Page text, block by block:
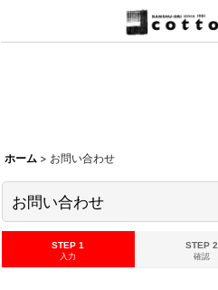
ホーム > お問い合わせ
お問い合わせ
STEP 1
入力
STEP 2
確認